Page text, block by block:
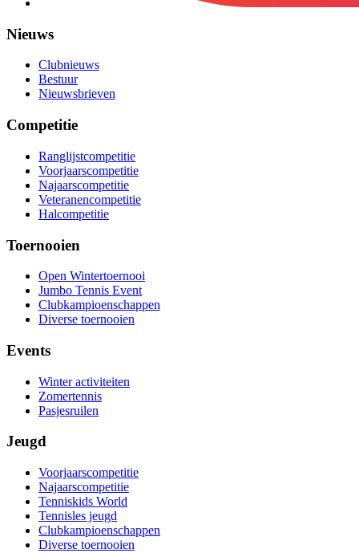
Nieuws
Clubnieuws
Bestuur
Nieuwsbrieven
Competitie
Ranglijstcompetitie
Voorjaarscompetitie
Najaarscompetitie
Veteranencompetitie
Halcompetitie
Toernooien
Open Wintertoernooi
Jumbo Tennis Event
Clubkampioenschappen
Diverse toernooien
Events
Winter activiteiten
Zomertennis
Pasjesruilen
Jeugd
Voorjaarscompetitie
Najaarscompetitie
Tenniskids World
Tennisles jeugd
Clubkampioenschappen
Diverse toernooien